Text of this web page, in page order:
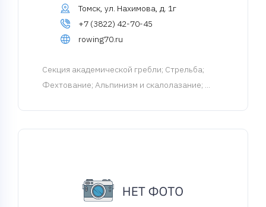
Томск, ул. Нахимова, д. 1г
+7 (3822) 42-70-45
rowing70.ru
Cекция академической гребли; Стрельба;
Фехтование; Альпинизм и скалолазание; ...